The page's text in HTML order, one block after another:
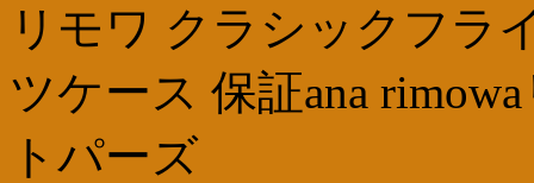
リモワ クラシックフラ
ツケース 保証ana
トパーズ